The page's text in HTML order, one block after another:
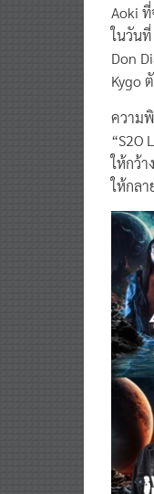
Aoki
ในวันที่
Don
Kygo
ความ
“S2O
ให้กว้
ให้กล